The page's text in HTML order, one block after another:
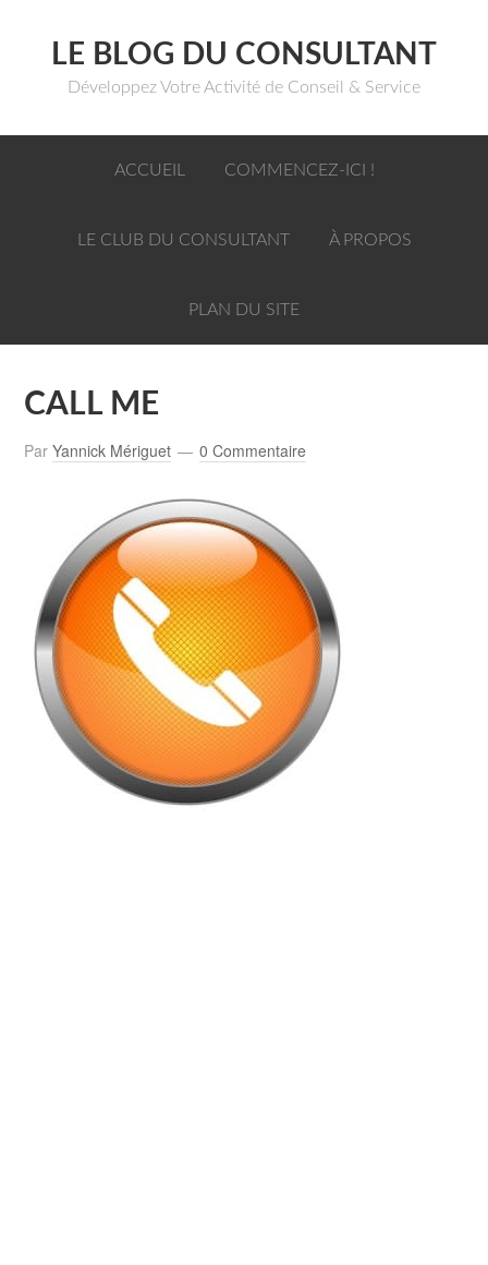
LE BLOG DU CONSULTANT
Développez Votre Activité de Conseil & Service
ACCUEIL COMMENCEZ-ICI !
LE CLUB DU CONSULTANT À PROPOS
PLAN DU SITE
CALL ME
ParYannick Mériguet 0 Commentaire